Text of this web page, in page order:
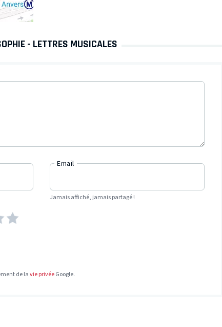
- LETTRES MUSICALES
Email
Jamais affiché, jamais partagé !
de lavie privéeGoogle.